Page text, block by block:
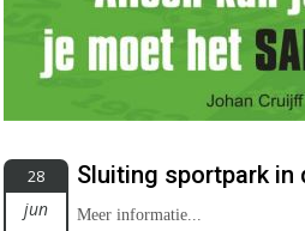
28
jun
Sluiting sportpark in
Meer informatie...